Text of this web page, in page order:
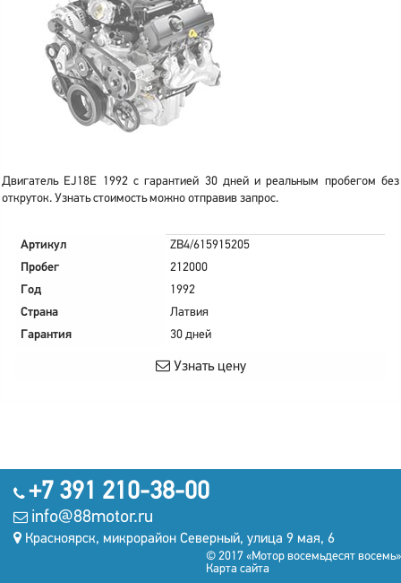
Двигатель EJ18E 1992 с гарантией 30 дней и реальным пробегом без
откруток. Узнать стоимость можно отправив запрос.
Артикул
ZB4/615915205
Пробег
212000
Год
1992
Страна
Латвия
Гарантия
30 дней
Узнать цену
+7 391 210-38-00
info@88motor.ru
Красноярск, микрорайон Северный, улица 9 мая, 6
© 2017 «Мотор восемьдесят восемь»
Карта сайта